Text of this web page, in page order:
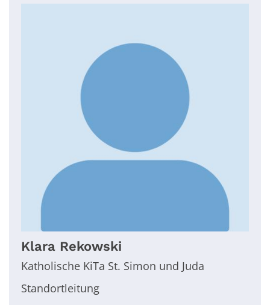
Klara Rekowski
Katholische KiTa St. Simon und Juda
Standortleitung